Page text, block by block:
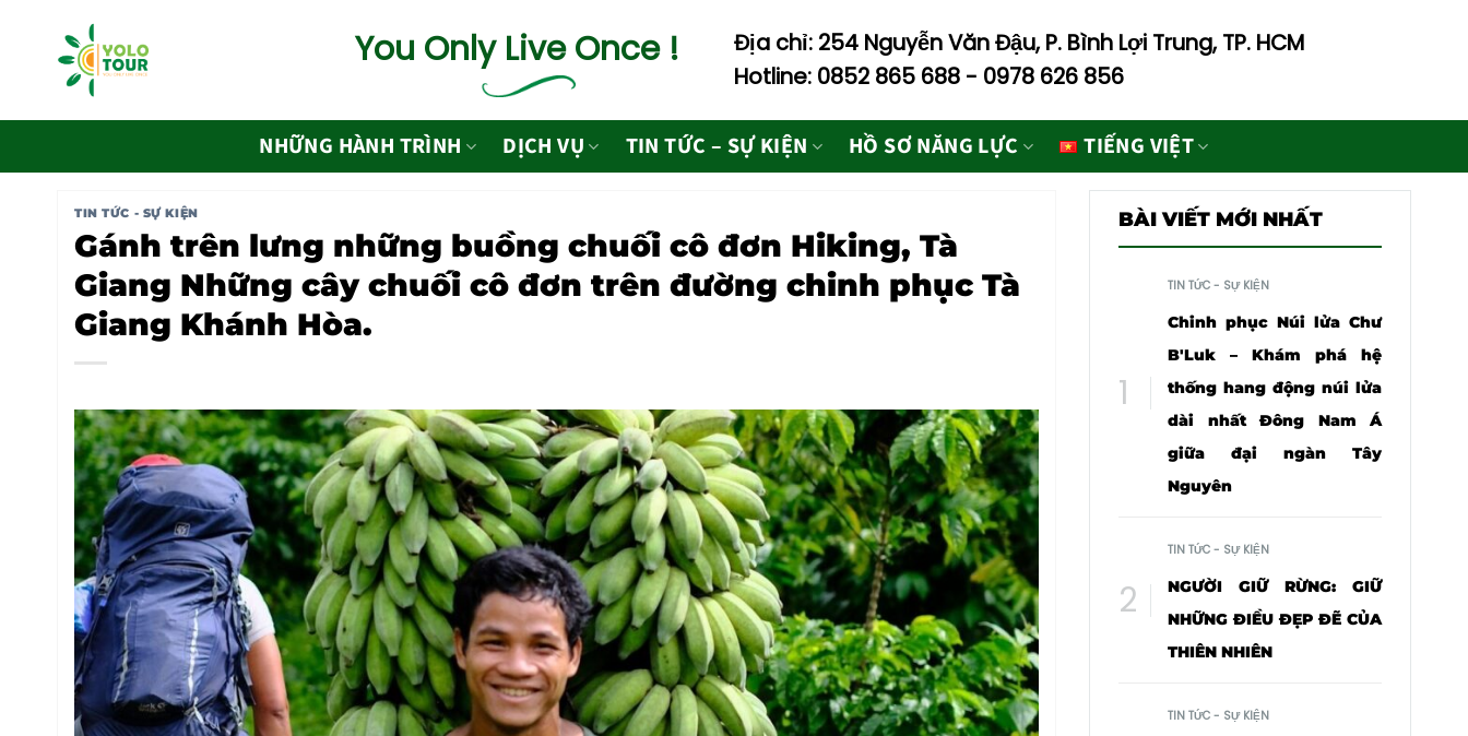
You Only Live Once !
Địa chỉ: 254 Nguyễn Văn Đậu, P. Bình Lợi Trung, TP. HCM
Hotline: 0852 865 688 - 0978 626 856
NHỮNG HÀNH TRÌNH DỊCH VỤ TIN TỨC – SỰ KIỆN HỒ SƠ NĂNG LỰC TIẾNG VIỆT
TIN TỨC - SỰ KIỆN
Gánh trên lưng những buồng chuối cô đơn Hiking, Tà
Giang Những cây chuối cô đơn trên đường chinh phục Tà
Giang Khánh Hòa.
BÀI VIẾT MỚI NHẤT
TIN TỨC - SỰ KIỆN
Chinh phục Núi lửa Chư
B'Luk – Khám phá hệ
thống hang động núi lửa
dài nhất Đông Nam Á
giữa đại ngàn Tây
Nguyên
TIN TỨC - SỰ KIỆN
NGƯỜI GIỮ RỪNG: GIỮ
NHỮNG ĐIỀU ĐẸP ĐẼ CỦA
THIÊN NHIÊN
TIN TỨC - SỰ KIỆN